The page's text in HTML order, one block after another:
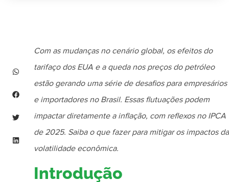
Com as mudanças no cenário global, os efeitos do
tarifaço dos EUA e a queda nos preços do petróleo
estão gerando uma série de desafios para empresários
e importadores no Brasil. Essas flutuações podem
impactar diretamente a inflação, com reflexos no IPCA
de 2025. Saiba o que fazer para mitigar os impactos da
volatilidade econômica.
Introdução